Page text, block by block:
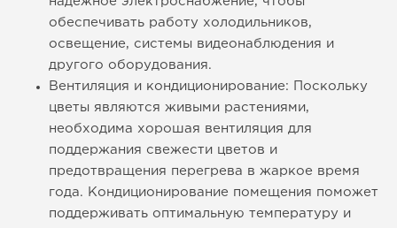
обеспечивать работу холодильников,
освещение, системы видеонаблюдения и
другого оборудования.
Вентиляция и кондиционирование: Поскольку
цветы являются живыми растениями,
необходима хорошая вентиляция для
поддержания свежести цветов и
предотвращения перегрева в жаркое время
года. Кондиционирование помещения поможет
поддерживать оптимальную температуру и